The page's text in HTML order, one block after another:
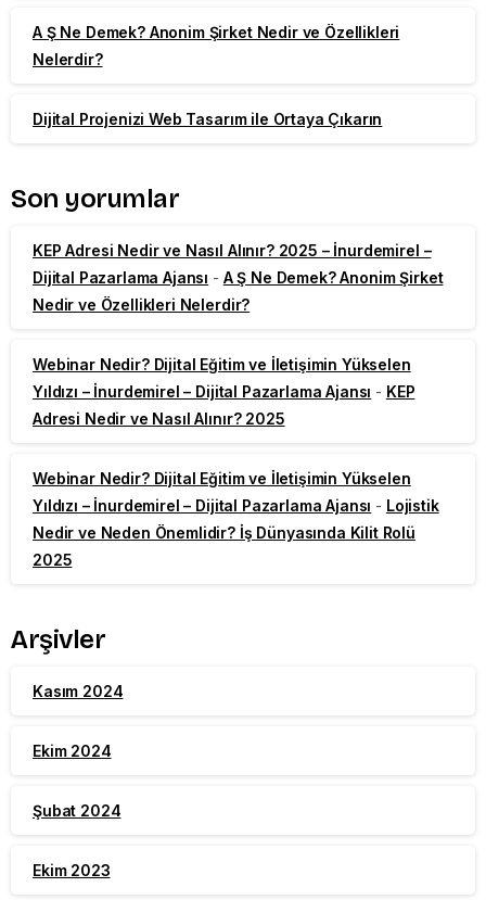
A Ş Ne Demek? Anonim Şirket Nedir ve Özellikleri
Nelerdir?
Dijital Projenizi Web Tasarım ile Ortaya Çıkarın
Son yorumlar
KEP Adresi Nedir ve Nasıl Alınır? 2025 – İnurdemirel –
Dijital Pazarlama Ajansı - A Ş Ne Demek? Anonim Şirket
Nedir ve Özellikleri Nelerdir?
Webinar Nedir? Dijital Eğitim ve İletişimin Yükselen
Yıldızı – İnurdemirel – Dijital Pazarlama Ajansı - KEP
Adresi Nedir ve Nasıl Alınır? 2025
Webinar Nedir? Dijital Eğitim ve İletişimin Yükselen
Yıldızı – İnurdemirel – Dijital Pazarlama Ajansı - Lojistik
Nedir ve Neden Önemlidir? İş Dünyasında Kilit Rolü
2025
Arşivler
Kasım 2024
Ekim 2024
Şubat 2024
Ekim 2023